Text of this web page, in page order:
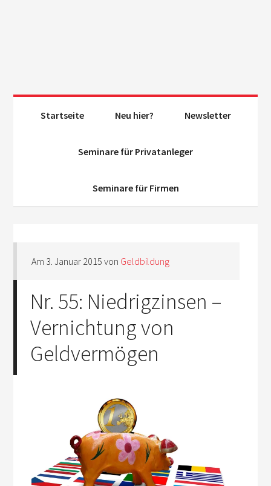
Startseite Neu hier? Newsletter
Seminare für Privatanleger
Seminare für Firmen
Am 3. Januar 2015 von Geldbildung
Nr. 55: Niedrigzinsen –
Vernichtung von
Geldvermögen